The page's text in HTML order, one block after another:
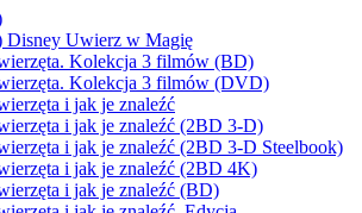
Uwierz w Magię
Kolekcja 3 filmów (BD)
Kolekcja 3 filmów (DVD)
i jak je znaleźć
i jak je znaleźć (2BD 3-D)
i jak je znaleźć (2BD 3-D Steelbook)
i jak je znaleźć (2BD 4K)
i jak je znaleźć (BD)